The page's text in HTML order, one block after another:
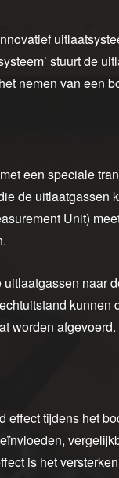
stuurt de
nemen van een
een speciale
de uitlaatgassen
Unit)
naar
kunnen
worden afgevoerd.
effect tijdens het
is het